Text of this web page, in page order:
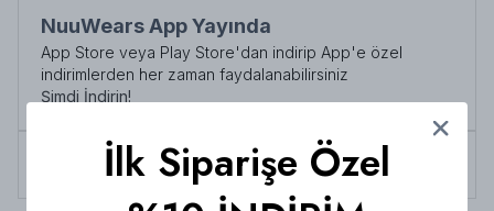
NuuWears App Yayında
App Store veya Play Store'dan indirip App'e özel
indirimlerden her zaman faydalanabilirsiniz
Şimdi İndirin!
Tüm siparişlerde 3000 TL üzeri kargo ücretsiz!
İlk Siparişe Özel